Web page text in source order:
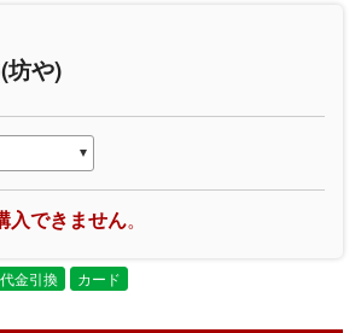
坊や)
入できません。
代金引換 カード